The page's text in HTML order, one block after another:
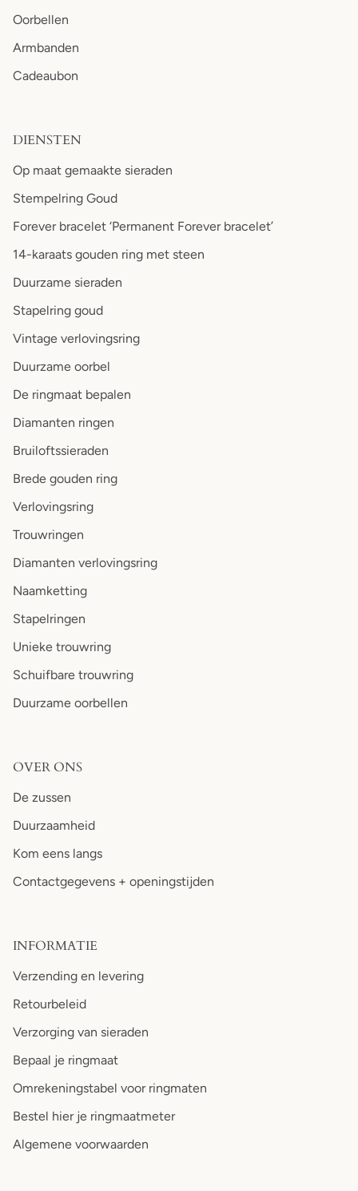
Oorbellen
Armbanden
Cadeaubon
DIENSTEN
Op maat gemaakte sieraden
Stempelring Goud
Forever bracelet ‘Permanent Forever bracelet’
14-karaats gouden ring met steen
Duurzame sieraden
Stapelring goud
Vintage verlovingsring
Duurzame oorbel
De ringmaat bepalen
Diamanten ringen
Bruiloftssieraden
Brede gouden ring
Verlovingsring
Trouwringen
Diamanten verlovingsring
Naamketting
Stapelringen
Unieke trouwring
Schuifbare trouwring
Duurzame oorbellen
OVER ONS
De zussen
Duurzaamheid
Kom eens langs
Contactgegevens + openingstijden
INFORMATIE
Verzending en levering
Retourbeleid
Verzorging van sieraden
Bepaal je ringmaat
Omrekeningstabel voor ringmaten
Bestel hier je ringmaatmeter
Algemene voorwaarden